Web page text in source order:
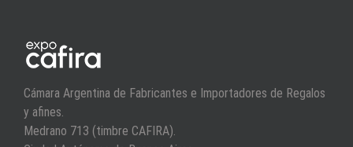
Cámara Argentina de Fabricantes e Importadores de Regalos
y afines.
Medrano 713 (timbre CAFIRA).